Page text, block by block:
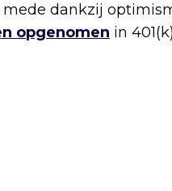
dankzij
opgenomen in